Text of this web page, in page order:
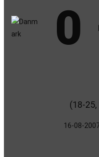
0
(18-25,
16-08-